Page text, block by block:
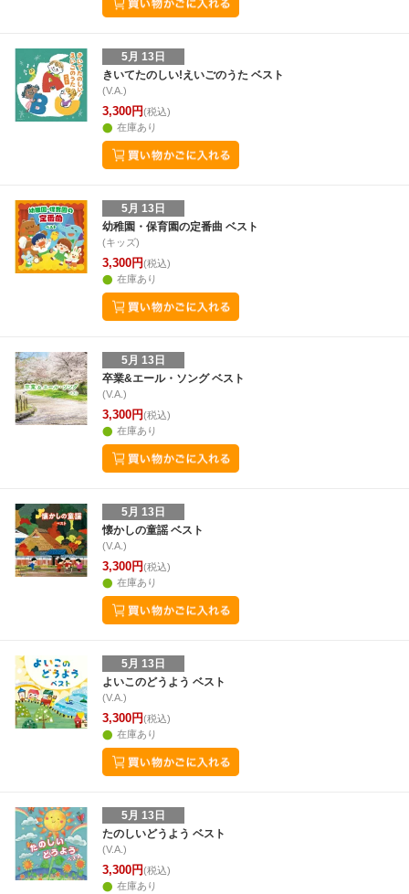
5月 13日
きいてたのしい!えいごのうた ベスト
(V.A.)
3,300円(税込)
在庫あり
5月 13日
幼稚園・保育園の定番曲 ベスト
(キッズ)
3,300円(税込)
在庫あり
5月 13日
卒業&エール・ソング ベスト
(V.A.)
3,300円(税込)
在庫あり
5月 13日
懐かしの童謡 ベスト
(V.A.)
3,300円(税込)
在庫あり
5月 13日
よいこのどうよう ベスト
(V.A.)
3,300円(税込)
在庫あり
5月 13日
たのしいどうよう ベスト
(V.A.)
3,300円(税込)
在庫あり